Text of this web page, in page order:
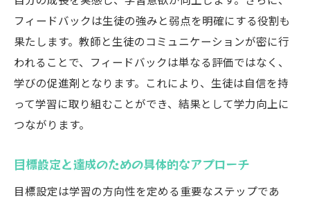
フィードバックは生徒の強みと弱点を明確にする役割も
果たします。教師と生徒のコミュニケーションが密に行
われることで、フィードバックは単なる評価ではなく、
学びの促進剤となります。これにより、生徒は自信を持
って学習に取り組むことができ、結果として学力向上に
つながります。
目標設定と達成のための具体的なアプローチ
目標設定は学習の方向性を定める重要なステップであ